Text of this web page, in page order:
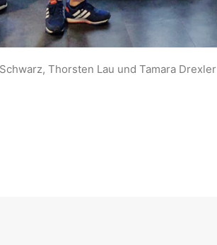
Thorsten Lau und Tamara Drexler